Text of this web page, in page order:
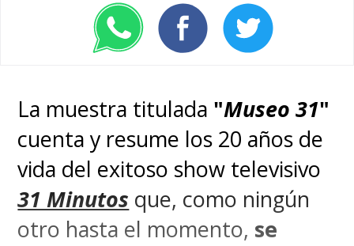
La muestra titulada "Museo 31"
cuenta y resume los 20 años de
vida del exitoso show televisivo
31 Minutos que, como ningún
otro hasta el momento, se